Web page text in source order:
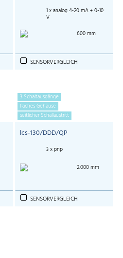
1 x analog 4-20 mA + 0-10
V
600 mm
SENSORVERGLEICH
3 Schaltausgänge
flaches Gehäuse
seitlicher Schallaustritt
lcs-130/DDD/QP
3 x pnp
2.000 mm
SENSORVERGLEICH